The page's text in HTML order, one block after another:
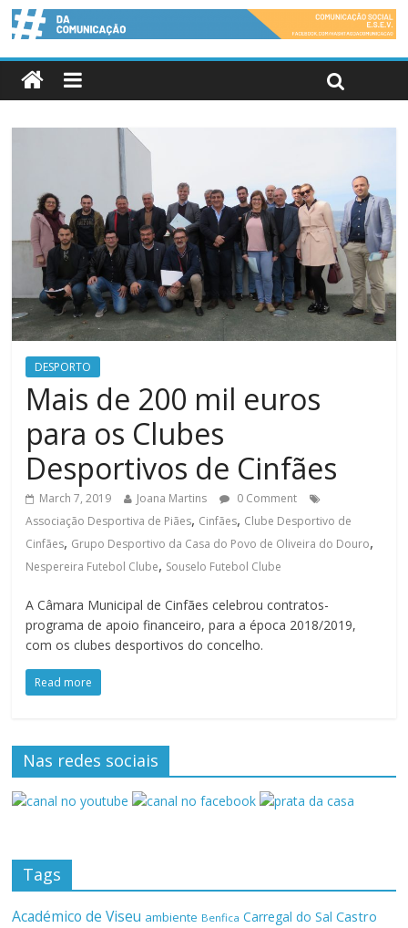
DESPORTO
Mais de 200 mil euros
para os Clubes
Desportivos de Cinfães
March 7, 2019 Joana Martins
0 Comment
Associação Desportiva de Piães, Cinfães, Clube Desportivo de
Cinfães, Grupo Desportivo da Casa do Povo de Oliveira do Douro,
Nespereira Futebol Clube, Souselo Futebol Clube
A Câmara Municipal de Cinfães celebrou contratos-
programa de apoio financeiro, para a época 2018/2019,
com os clubes desportivos do concelho.
Read more
Nas redes sociais
Tags
Académico de Viseu ambiente Benfica Carregal do Sal Castro